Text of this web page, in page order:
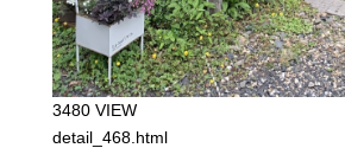
3480 VIEW
detail_468.html